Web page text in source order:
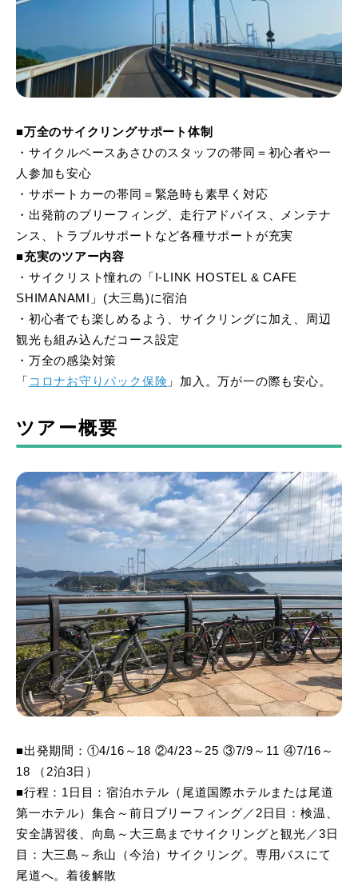
■万全のサイクリングサポート体制
・サイクルベースあさひのスタッフの帯同＝初心者や一
人参加も安心
・サポートカーの帯同＝緊急時も素早く対応
・出発前のブリーフィング、走行アドバイス、メンテナ
ンス、トラブルサポートなど各種サポートが充実
■充実のツアー内容
・サイクリスト憧れの「I-LINK HOSTEL & CAFE
SHIMANAMI」(大三島)に宿泊
・初心者でも楽しめるよう、サイクリングに加え、周辺
観光も組み込んだコース設定
・万全の感染対策
「 コロナお守りパック保険 」加入。万が一の際も安心。
ツアー概要
■出発期間：①4/16～18 ②4/23～25 ③7/9～11 ④7/16～
18 （2泊3日）
■行程：1日目：宿泊ホテル（尾道国際ホテルまたは尾道
第一ホテル）集合～前日ブリーフィング／2日目：検温、
安全講習後、向島～大三島までサイクリングと観光／3日
目：大三島～糸山（今治）サイクリング。専用バスにて
尾道へ。着後解散